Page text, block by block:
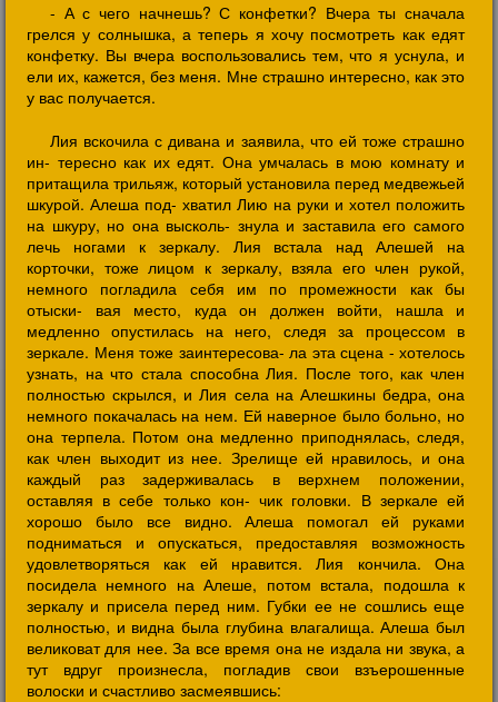
- А с чего начнешь? С конфетки? Вчера ты сначала
грелся у солнышка, а теперь я хочу посмотреть как едят
конфетку. Вы вчера воспользовались тем, что я уснула, и
ели их, кажется, без меня. Мне страшно интересно, как это
у вас получается.
Лия вскочила с дивана и заявила, что ей тоже страшно
ин- тересно как их едят. Она умчалась в мою комнату и
притащила трильяж, который установила перед медвежьей
шкурой. Алеша под- хватил Лию на руки и хотел положить
на шкуру, но она высколь- знула и заставила его самого
лечь ногами к зеркалу. Лия встала над Алешей на
корточки, тоже лицом к зеркалу, взяла его член рукой,
немного погладила себя им по промежности как бы
отыски- вая место, куда он должен войти, нашла и
медленно опустилась на него, следя за процессом в
зеркале. Меня тоже заинтересова- ла эта сцена - хотелось
узнать, на что стала способна Лия. После того, как член
полностью скрылся, и Лия села на Алешкины бедра, она
немного покачалась на нем. Ей наверное было больно, но
она терпела. Потом она медленно приподнялась, следя,
как член выходит из нее. Зрелище ей нравилось, и она
каждый раз задерживалась в верхнем положении,
оставляя в себе только кон- чик головки. В зеркале ей
хорошо было все видно. Алеша помогал ей руками
подниматься и опускаться, предоставляя возможность
удовлетворяться как ей нравится. Лия кончила. Она
посидела немного на Алеше, потом встала, подошла к
зеркалу и присела перед ним. Губки ее не сошлись еще
полностью, и видна была глубина влагалища. Алеша был
великоват для нее. За все время она не издала ни звука, а
тут вдруг произнесла, погладив свои взъерошенные
волоски и счастливо засмеявшись: